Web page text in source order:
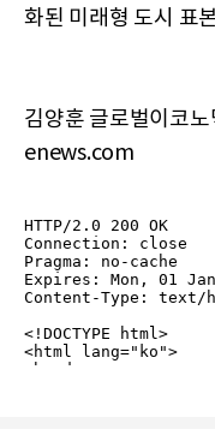
화된 미래형 도시 표
김양훈 글로벌이코
enews.com